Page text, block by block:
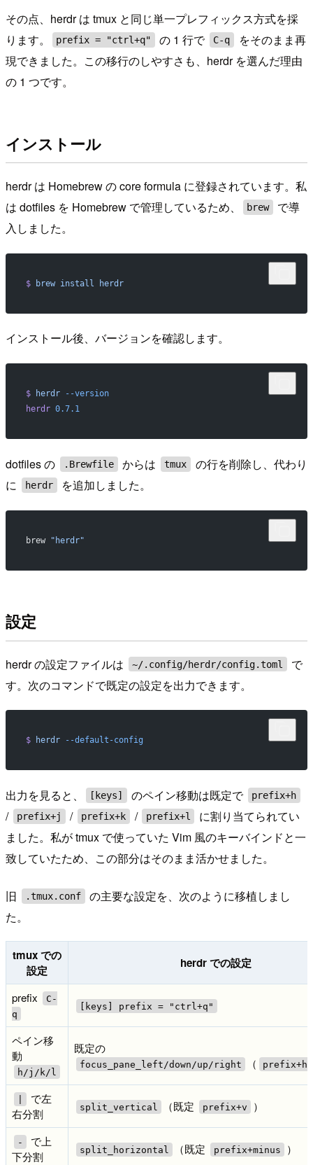
その点、herdr は tmux と同じ単一プレフィックス方式を採
ります。
prefix = "ctrl+q" の 1 行で C-q
をそのまま再
現できました。この移行のしやすさも、herdr を選んだ理由
の 1 つです。
インストール
herdr は Homebrew の core formula に登録されています。私
は dotfiles を Homebrew で管理しているため、
brew
で導
入しました。
$ brew install herdr
インストール後、バージョンを確認します。
$ herdr --version
herdr 0.7.1
dotfiles の .Brewfile からは tmux
の行を削除し、代わり
に
herdr を追加しました。
brew "herdr"
設定
herdr の設定ファイルは ~/.config/herdr/config.toml
で
す。次のコマンドで既定の設定を出力できます。
$ herdr --default-config
出力を見ると、 [keys] のペイン移動は既定で prefix+h
/ prefix+j / prefix+k / prefix+l
に割り当てられてい
ました。私が tmux で使っていた Vim 風のキーバインドと一
致していたため、この部分はそのまま活かせました。
旧 .tmux.conf
の主要な設定を、次のように移植しまし
た。
tmux での
設定
herdr での設定
prefix
C-
q
[keys] prefix = "ctrl+q"
ペイン移
動
h/j/k/l
既定の
focus_pane_left/down/up/right （
で左
右分割
split_vertical （既定 prefix+v ）
-
で上
下分割
split_horizontal （既定 prefix+minus ）